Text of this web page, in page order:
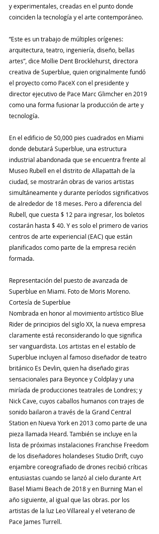
y experimentales, creadas en el punto donde
coinciden la tecnología y el arte contemporáneo.
“Este es un trabajo de múltiples orígenes:
arquitectura, teatro, ingeniería, diseño, bellas
artes”, dice Mollie Dent Brocklehurst, directora
creativa de Superblue, quien originalmente fundó
el proyecto como PaceX con el presidente y
director ejecutivo de Pace Marc Glimcher en 2019
como una forma fusionar la producción de arte y
tecnología.
En el edificio de 50,000 pies cuadrados en Miami
donde debutará Superblue, una estructura
industrial abandonada que se encuentra frente al
Museo Rubell en el distrito de Allapattah de la
ciudad, se mostrarán obras de varios artistas
simultáneamente y durante períodos significativos
de alrededor de 18 meses. Pero a diferencia del
Rubell, que cuesta $ 12 para ingresar, los boletos
costarán hasta $ 40. Y es solo el primero de varios
centros de arte experiencial (EAC) que están
planificados como parte de la empresa recién
formada.
Representación del puesto de avanzada de
Superblue en Miami. Foto de Moris Moreno.
Cortesía de Superblue
Nombrada en honor al movimiento artístico Blue
Rider de principios del siglo XX, la nueva empresa
claramente está reconsiderando lo que significa
ser vanguardista. Los artistas en el establo de
Superblue incluyen al famoso diseñador de teatro
británico Es Devlin, quien ha diseñado giras
sensacionales para Beyonce y Coldplay y una
miríada de producciones teatrales de Londres; y
Nick Cave, cuyos caballos humanos con trajes de
sonido bailaron a través de la Grand Central
Station en Nueva York en 2013 como parte de una
pieza llamada Heard. También se incluye en la
lista de próximas instalaciones Franchise Freedom
de los diseñadores holandeses Studio Drift, cuyo
enjambre coreografiado de drones recibió críticas
entusiastas cuando se lanzó al cielo durante Art
Basel Miami Beach de 2018 y en Burning Man el
año siguiente, al igual que las obras. por los
artistas de la luz Leo Villareal y el veterano de
Pace James Turrell.